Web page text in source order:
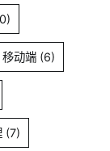
移动端 (6)
(7)